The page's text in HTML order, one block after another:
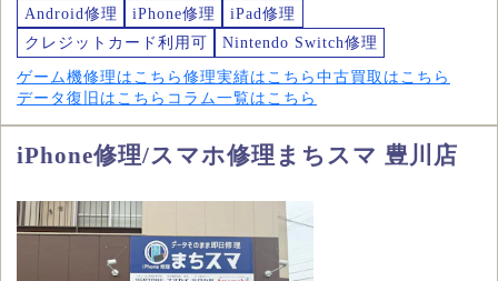
Android修理 iPhone修理
iPad修理
クレジットカード利用可
Nintendo Switch修理
ゲーム機修理はこちら 修理実績はこちら 中古買取はこちら
データ復旧はこちら コラム一覧はこちら
iPhone修理/スマホ修理まちスマ 豊川店